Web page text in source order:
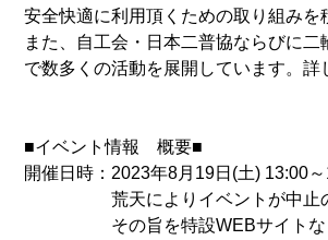
安全快適に利用頂くための取り組みを
また、自工会・日本二普協ならびに
で数多くの活動を展開しています。詳
■イベント情報 概要■
開催日時：2023年8月19日(土)
荒天によりイベントが中止の
その旨を特設WEBサイトなら